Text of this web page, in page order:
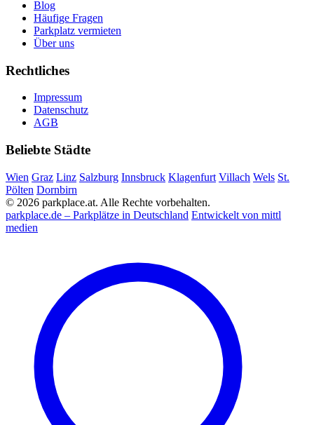
Blog
Häufige Fragen
Parkplatz vermieten
Über uns
Rechtliches
Impressum
Datenschutz
AGB
Beliebte Städte
Wien Graz Linz Salzburg Innsbruck Klagenfurt Villach Wels St.
Pölten Dornbirn
© 2026 parkplace.at. Alle Rechte vorbehalten.
parkplace.de – Parkplätze in Deutschland Entwickelt von mittl
medien